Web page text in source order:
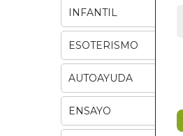
INFANTIL
ESOTERISMO
AUTOAYUDA
ENSAYO